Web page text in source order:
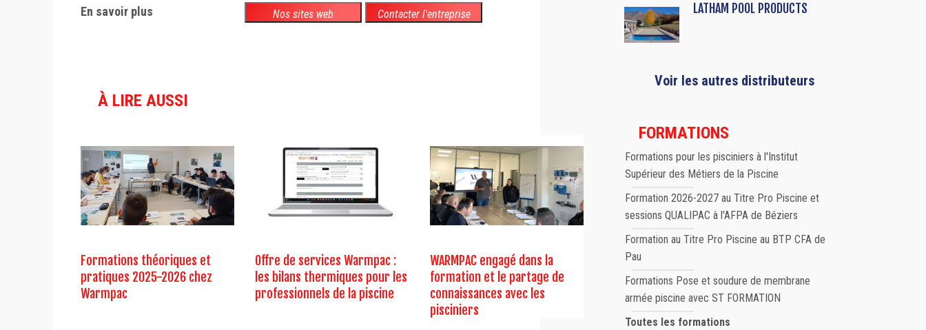
En savoir plus Nos sites web Contacter l'entreprise
À LIRE AUSSI
Formations théoriques et
pratiques 2025-2026 chez
Warmpac
Offre de services Warmpac :
les bilans thermiques pour les
professionnels de la piscine
WARMPAC engagé dans la
formation et le partage de
connaissances avec les
pisciniers
LATHAM POOL PRODUCTS
Voir les autres distributeurs
FORMATIONS
Formations pour les pisciniers à l'Institut
Supérieur des Métiers de la Piscine
Formation 2026-2027 au Titre Pro Piscine et
sessions QUALIPAC à l'AFPA de Béziers
Formation au Titre Pro Piscine au BTP CFA de
Pau
Formations Pose et soudure de membrane
armée piscine avec ST FORMATION
Toutes les formations